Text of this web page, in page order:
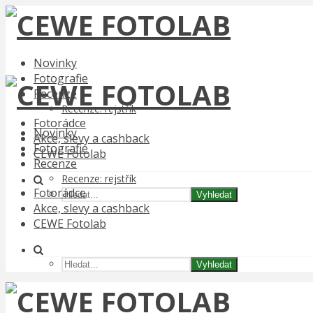
Novinky
Fotografie
Recenze
Recenze: rejstřík
Fotorádce
Akce, slevy a cashback
CEWE Fotolab
Vyhledat
Novinky
Fotografie
Recenze
Recenze: rejstřík
Fotorádce
Akce, slevy a cashback
CEWE Fotolab
Vyhledat